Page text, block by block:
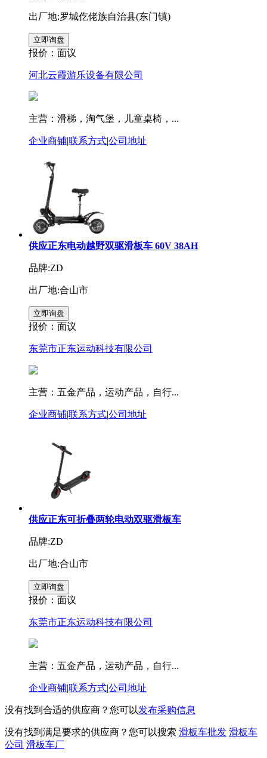
出厂地:罗城仡佬族自治县(东门镇)
报价： 面议
河北云霞游乐设备有限公司
主营：滑梯，淘气堡，儿童桌椅，...
企业商铺|联系方式|公司地址
供应正东电动越野双驱滑板车 60V 38AH
品牌:ZD
出厂地:合山市
报价： 面议
东莞市正东运动科技有限公司
主营：五金产品，运动产品，自行...
企业商铺|联系方式|公司地址
供应正东可折叠两轮电动双驱滑板车
品牌:ZD
出厂地:合山市
报价： 面议
东莞市正东运动科技有限公司
主营：五金产品，运动产品，自行...
企业商铺|联系方式|公司地址
没有找到合适的供应商？您可以发布采购信息
没有找到满足要求的供应商？您可以搜索 滑板车批发 滑板车
公司 滑板车厂